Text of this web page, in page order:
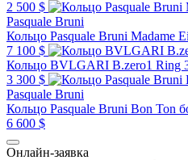
2 500 $
Pasquale Bruni
Кольцо Pasquale
7 100 $
Кольцо BVLGARI B.zero1 Ring
3 300 $
Pasquale Bruni
Кольцо Pasquale Bruni Bon Ton
6 600 $
Онлайн-заявка